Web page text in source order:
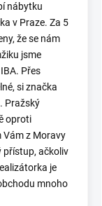
nábytku
v Praze. Za 5
že se nám
jsme
Přes
si značka
Pražský
oproti
Vám z Moravy
přístup, ačkoliv
je
mnoho